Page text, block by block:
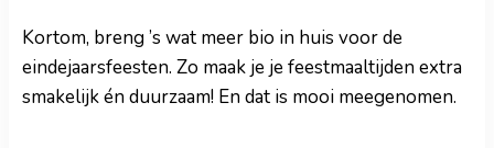
Kortom, breng ’s wat meer bio in huis voor de
eindejaarsfeesten. Zo maak je je feestmaaltijden extra
smakelijk én duurzaam! En dat is mooi meegenomen.